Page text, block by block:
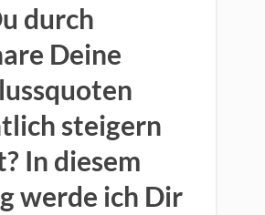
durch
Deine
steigern
In diesem
werde ich Dir